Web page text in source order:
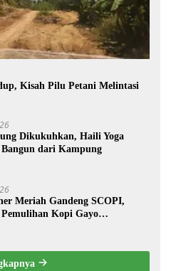
Kisah Pilu Petani Melintasi
Dikukuhkan, Haili Yoga
Bangun dari Kampung
Meriah Gandeng SCOPI,
Pemulihan Kopi Gayo